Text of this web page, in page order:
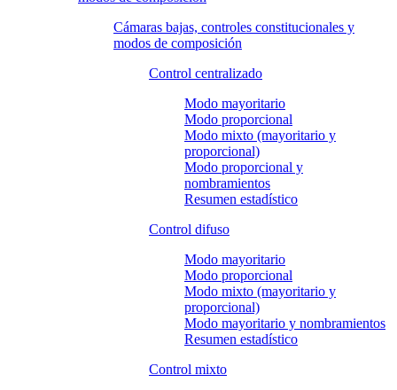
Cámaras bajas, controles constitucionales y
modos de composición
Control centralizado
Modo mayoritario
Modo proporcional
Modo mixto (mayoritario y
proporcional)
Modo proporcional y
nombramientos
Resumen estadístico
Control difuso
Modo mayoritario
Modo proporcional
Modo mixto (mayoritario y
proporcional)
Modo mayoritario y nombramientos
Resumen estadístico
Control mixto